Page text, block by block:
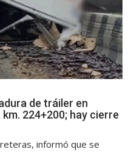
de tráiler en
224+200; hay cierre
informó que se